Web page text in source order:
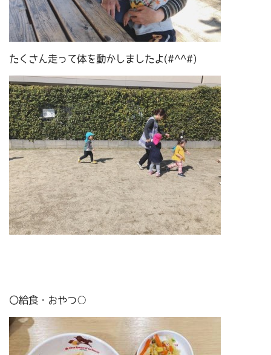
たくさん走って体を動かしましたよ(#^^#)
〇給食・おやつ○